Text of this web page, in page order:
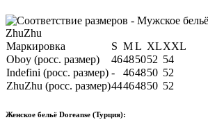
Маркировка S ML XLXXL
Oboy (росс. размер)
46485052 54
Indefini (росс. размер) - 464850 52
ZhuZhu (росс. размер)44464850 52
Женское бельё Doreanse (Турция):